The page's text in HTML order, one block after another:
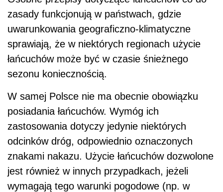
zasady funkcjonują w państwach, gdzie
uwarunkowania geograficzno-klimatyczne
sprawiają, że w niektórych regionach użycie
łańcuchów może być w czasie śnieżnego
sezonu koniecznością.
W samej Polsce nie ma obecnie obowiązku
posiadania łańcuchów. Wymóg ich
zastosowania dotyczy jedynie niektórych
odcinków dróg, odpowiednio oznaczonych
znakami nakazu. Użycie łańcuchów dozwolone
jest również w innych przypadkach, jeżeli
wymagają tego warunki pogodowe (np. w